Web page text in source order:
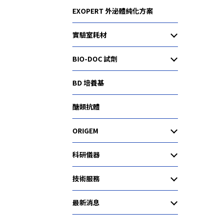
EXOPERT 外泌體純化方案
實驗室耗材
BIO-DOC 試劑
BD 培養基
醣類抗體
ORIGEM
科研儀器
技術服務
最新消息